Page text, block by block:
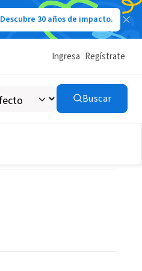
Descubre 30 años de impacto.
Ingresa Regístrate
Buscar